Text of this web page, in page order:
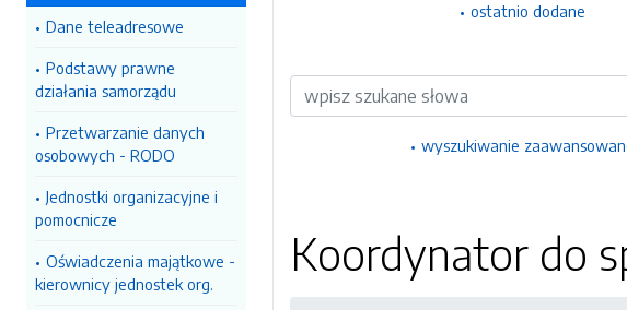
Dane teleadresowe
Podstawy prawne
działania samorządu
Przetwarzanie danych
osobowych - RODO
Jednostki organizacyjne i
pomocnicze
Oświadczenia majątkowe -
kierownicy jednostek org.
ostatnio dodane
Wyszukiwarka
wyszukiwanie
Koordynator do